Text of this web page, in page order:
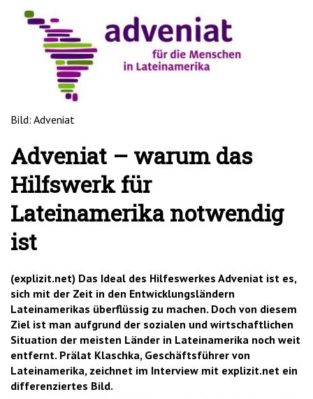
(Accesskey
Zur
Bild: Adveniat
Adveniat – warum das
Hilfswerk für
Lateinamerika notwendig
ist
(explizit.net) Das Ideal des Hilfeswerkes Adveniat ist es,
sich mit der Zeit in den Entwicklungsländern
Lateinamerikas überflüssig zu machen. Doch von diesem
Ziel ist man aufgrund der sozialen und wirtschaftlichen
Situation der meisten Länder in Lateinamerika noch weit
entfernt. Prälat Klaschka, Geschäftsführer von
Lateinamerika, zeichnet im Interview mit explizit.net ein
differenziertes Bild.